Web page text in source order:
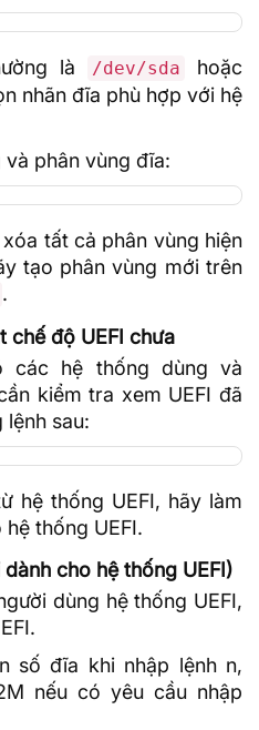
là /dev/sda hoặc
nhãn đĩa phù hợp với hệ
phân vùng đĩa:
tất cả phân vùng hiện
tạo phân vùng mới trên
.
chế độ UEFI chưa
các hệ thống dùng và
kiểm tra xem UEFI đã
sau:
hệ thống UEFI, hãy làm
thống UEFI.
cho hệ thống UEFI)
dùng hệ thống UEFI,
số đĩa khi nhập lệnh n,
nếu có yêu cầu nhập